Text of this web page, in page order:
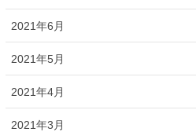
2021年6月
2021年5月
2021年4月
2021年3月